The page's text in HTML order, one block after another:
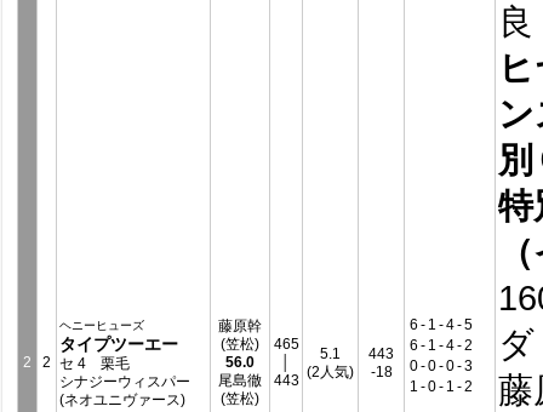
2 2
ヘニーヒューズ
タイプツーエー
セ 4 栗毛
シナジーウィスパー
(ネオユニヴァース)
藤原幹
(笠松)
56.0
尾島徹
(笠松)
465
443
5.1
(2人気)
443
-18
6 - 1 -4-5
6 - 1 -4-2
0-0-0-3
1 -0- 1 -2
良
特